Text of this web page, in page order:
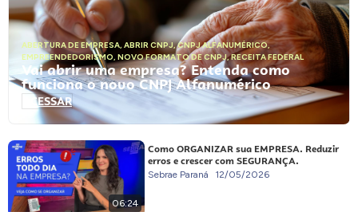
ABERTURA DE EMPRESA, ABRIR CNPJ,CNPJ ALFANUMÉRICO,
EMPREENDEDORISMO, NOVO FORMATO DE CNPJ,RECEITA FEDERAL
Vai abrir uma empresa? Entenda como
funciona o novo CNPJ Alfanumérico
ACESSAR
06:24
Como ORGANIZAR sua EMPRESA. Reduzir
erros e crescer com SEGURANÇA.
Sebrae Paraná 12/05/2026